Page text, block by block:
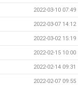
2022-03-10 07:49
2022-03-07 14:12
2022-03-02 15:19
2022-02-15 10:00
2022-02-14 09:31
2022-02-07 09:55